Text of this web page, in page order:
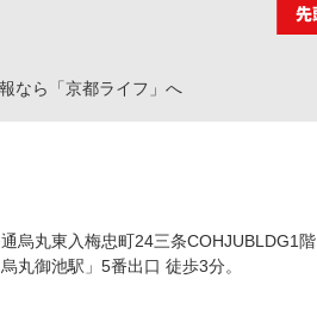
なら「京都ライフ」へ
烏丸東入梅忠町24三条COHJUBLDG1階
丸御池駅」5番出口 徒歩3分。